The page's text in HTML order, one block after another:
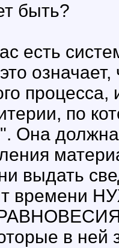
быть?
есть
по
Она
выдать
времени
в
в ней